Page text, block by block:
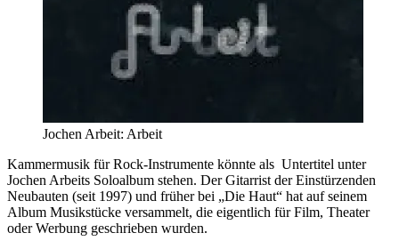
Jochen Arbeit: Arbeit
Kammermusik für Rock-Instrumente könnte als Untertitel unter
Jochen Arbeits Soloalbum stehen. Der Gitarrist der Einstürzenden
Neubauten (seit 1997) und früher bei „Die Haut“ hat auf seinem
Album Musikstücke versammelt, die eigentlich für Film, Theater
oder Werbung geschrieben wurden.